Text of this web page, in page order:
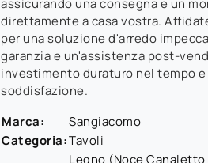
assicurando una consegna e un
direttamente a casa vostra.
per una soluzione d'arredo
garanzia e un'assistenza post-
investimento duraturo nel tempo
soddisfazione.
Marca:
Sangiacomo
Categoria:Tavoli
Legno (Noce